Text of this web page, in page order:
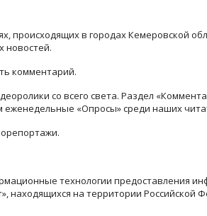
происходящих в городах Кемеровской
новостей.
комментарий.
со всего света. Раздел
«Опросы» среди наших
технологии предоставления
находящихся на территории Российской